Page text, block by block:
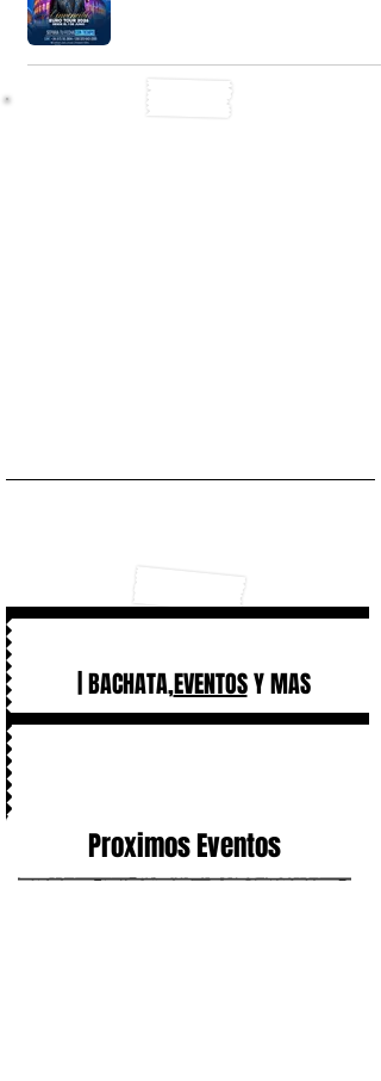
| BACHATA,EVENTOSY MAS
Proximos Eventos